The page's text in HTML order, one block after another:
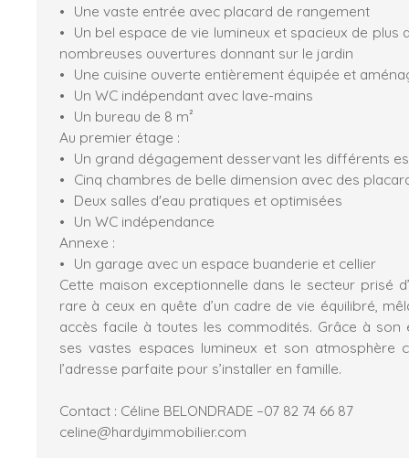
Une vaste entrée avec placard de rangement
Un bel espace de vie lumineux et spacieux de plus
nombreuses ouvertures donnant sur le jardin
Une cuisine ouverte entièrement équipée et
Un WC indépendant avec lave-mains
Un bureau de 8 m²
Au premier étage :
Un grand dégagement desservant les différents
Cinq chambres de belle dimension avec des
Deux salles d'eau pratiques et optimisées
Un WC indépendance
Annexe :
Un garage avec un espace buanderie et cellier
Cette maison exceptionnelle dans le secteur prisé
rare à ceux en quête d’un cadre de vie équilibré,
accès facile à toutes les commodités. Grâce à son
ses vastes espaces lumineux et son atmosphère
l’adresse parfaite pour s’installer en famille.
Contact : Céline BELONDRADE –07 82 74 66 87
celine@hardyimmobilier.com